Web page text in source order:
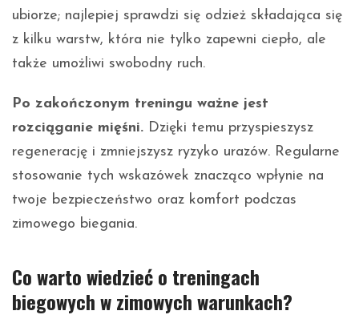
ubiorze; najlepiej sprawdzi się odzież składająca się
z kilku warstw, która nie tylko zapewni ciepło, ale
także umożliwi swobodny ruch.
Po zakończonym treningu ważne jest
rozciąganie mięśni. Dzięki temu przyspieszysz
regenerację i zmniejszysz ryzyko urazów. Regularne
stosowanie tych wskazówek znacząco wpłynie na
twoje bezpieczeństwo oraz komfort podczas
zimowego biegania.
Co warto wiedzieć o treningach
biegowych w zimowych warunkach?